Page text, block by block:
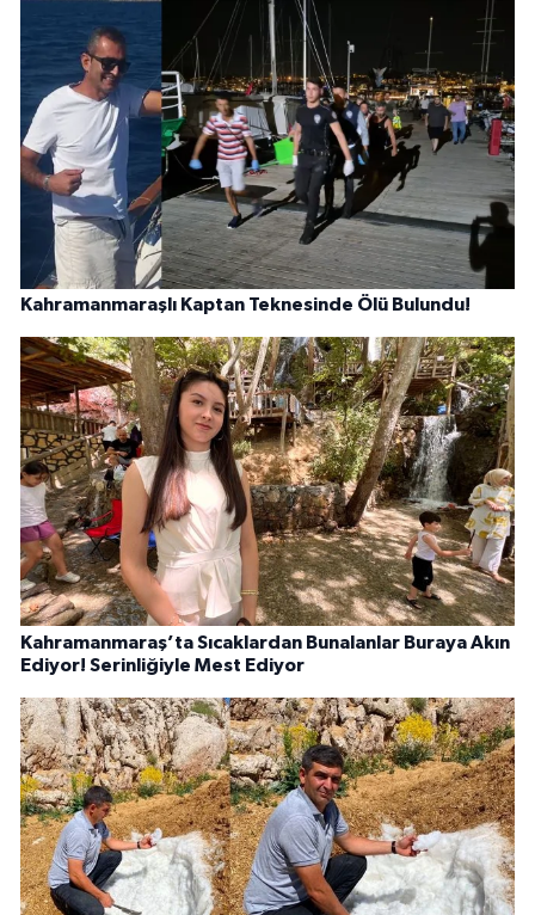
Kahramanmaraşlı Kaptan Teknesinde Ölü Bulundu!
Kahramanmaraş’ta Sıcaklardan Bunalanlar Buraya Akın
Ediyor! Serinliğiyle Mest Ediyor